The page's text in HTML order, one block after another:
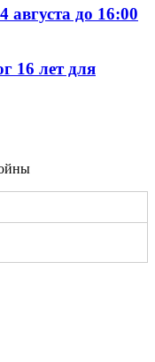
августа до 16:00
16 лет для